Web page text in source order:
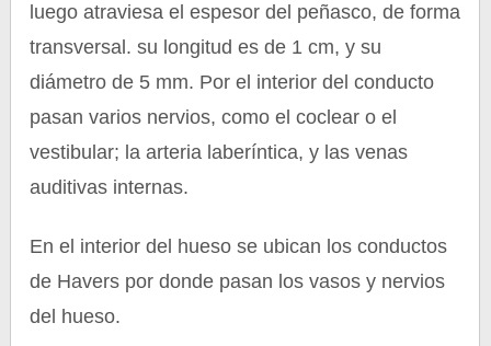
luego atraviesa el espesor del peñasco, de forma
transversal. su longitud es de 1 cm, y su
diámetro de 5 mm. Por el interior del conducto
pasan varios nervios, como el coclear o el
vestibular; la arteria laberíntica, y las venas
auditivas internas.
En el interior del hueso se ubican los conductos
de Havers por donde pasan los vasos y nervios
del hueso.